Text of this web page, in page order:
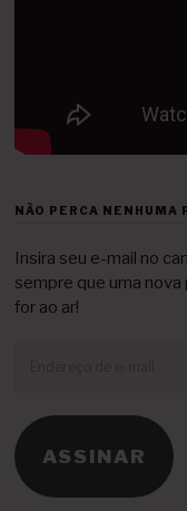
NÃO PERCA NENHUMA
Insira seu e-mail no
sempre que uma
for ao ar!
mail
ASSINAR